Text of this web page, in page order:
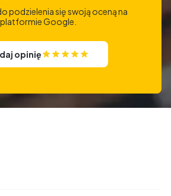
podzielenia się swoją oceną na
platformie Google.
opinię